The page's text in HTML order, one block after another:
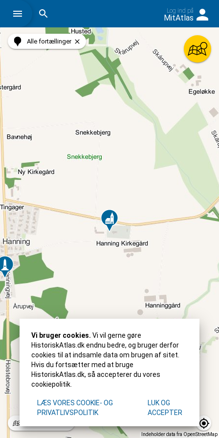
Søg på historiskatlas.dk Log ind på
MitAtlas
Alle fortællinger
Indeholder data fra OpenStreetMap
Vi bruger cookies. Vi vil gerne gøre
HistoriskAtlas.dk endnu bedre, og bruger derfor
cookies til at indsamle data om brugen af sitet.
Hvis du fortsætter med at bruge
HistoriskAtlas.dk, så accepterer du vores
cookiepolitik.
LÆS VORES COOKIE- OG
PRIVATLIVSPOLITIK
LUK OG
ACCEPTER